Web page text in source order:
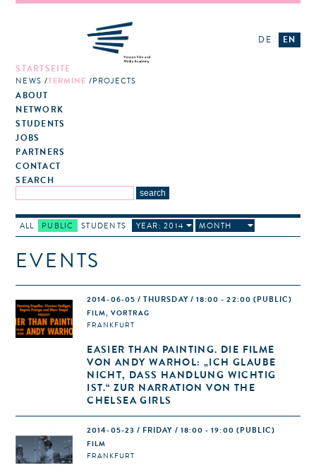
STARTSEITE
NEWS TERMINE PROJECTS
ABOUT
NETWORK
STUDENTS
JOBS
PARTNERS
CONTACT
SEARCH
DE EN
ALL PUBLIC STUDENTS YEAR: 2014 MONTH
EVENTS
2014-06-05 / THURSDAY / 18:00 - 22:00 (PUBLIC)
FILM, VORTRAG
FRANKFURT
EASIER THAN PAINTING. DIE FILME
VON ANDY WARHOL: „ICH GLAUBE
NICHT, DASS HANDLUNG WICHTIG
IST.“ ZUR NARRATION VON THE
CHELSEA GIRLS
2014-05-23 / FRIDAY / 18:00 - 19:00 (PUBLIC)
FILM
FRANKFURT